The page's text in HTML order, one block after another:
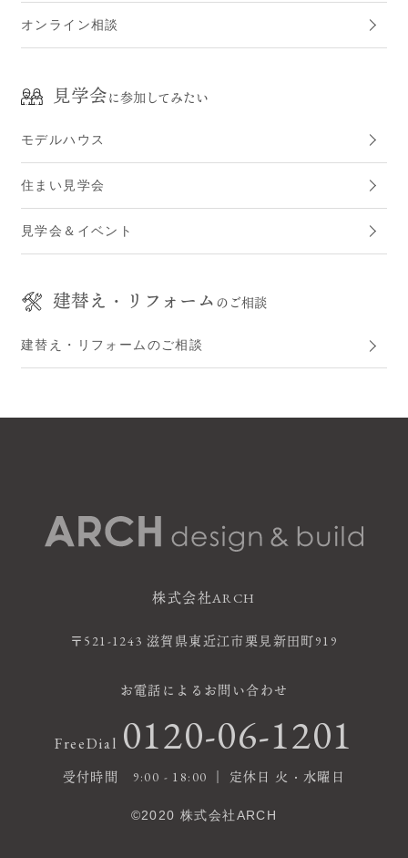
オンライン相談
見学会に参加してみたい
モデルハウス
住まい見学会
見学会＆イベント
建替え・リフォーム のご相談
建替え・リフォームのご相談
株式会社ARCH
〒521-1243 滋賀県東近江市栗見新田町919
お電話によるお問い合わせ
FreeDial 0120-06-1201
受付時間 9:00 - 18:00 ｜ 定休日 火・水曜日
©2020 株式会社ARCH